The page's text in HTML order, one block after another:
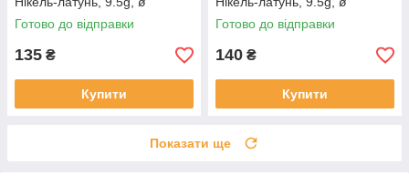
22.5mm №1947
Готово до відправки
135 ₴
Купити
22.5mm №320
Готово до відправки
140 ₴
Купити
Показати ще